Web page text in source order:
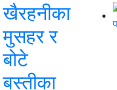
खैरहनीका
मुसहर र
बोटे
बस्तीका